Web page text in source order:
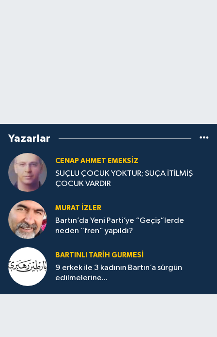
Yazarlar
CENAP AHMET EMEKSİZ
SUÇLU ÇOCUK YOKTUR; SUÇA İTİLMİŞ
ÇOCUK VARDIR
MURAT İZLER
Bartın’da Yeni Parti’ye “Geçiş”lerde
neden “fren” yapıldı?
BARTINLI TARIH GURMESI
9 erkek ile 3 kadının Bartın’a sürgün
edilmelerine...